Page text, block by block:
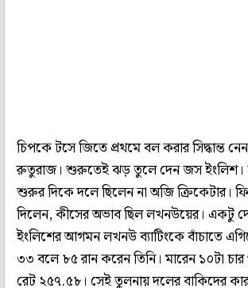
চিপকে টসে জিতে প্রথমে বল করার সিদ্ধান্ত
রুতুরাজ। শুরুতেই ঝড় তুলে দেন জস ইংলিশ।
শুরুর দিকে দলে ছিলেন না অজি ক্রিকেটার।
দিলেন, কীসের অভাব ছিল লখনউয়ের। একটু
ইংলিশের আগমন লখনউ ব্যাটিংকে বাঁচাতে
৩৩ বলে ৮৫ রান করেন তিনি। মারেন ১০টা
রেট ২৫৭.৫৮। সেই তুলনায় দলের বাকিদের